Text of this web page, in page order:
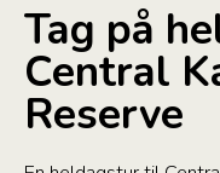
Tag på
Central
Reserve